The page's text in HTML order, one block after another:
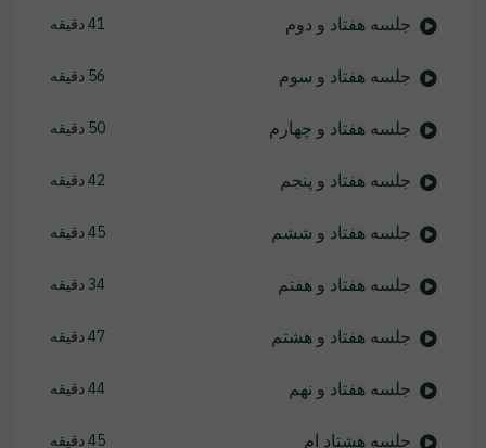
جلسه هفتاد و دوم 41 دقیقه
جلسه هفتاد و سوم 56 دقیقه
جلسه هفتاد و چهارم 50 دقیقه
جلسه هفتاد و پنجم 42 دقیقه
جلسه هفتاد و ششم 45 دقیقه
جلسه هفتاد و هفتم 34 دقیقه
جلسه هفتاد و هشتم 47 دقیقه
جلسه هفتاد و نهم 44 دقیقه
جلسه هشتاد ام 45 دقیقه